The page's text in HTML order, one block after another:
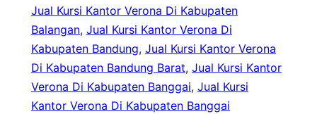
Jual Kursi Kantor Verona Di Kabupaten
Balangan, Jual Kursi Kantor Verona Di
Kabupaten Bandung, Jual Kursi Kantor Verona
Di Kabupaten Bandung Barat, Jual Kursi Kantor
Verona Di Kabupaten Banggai, Jual Kursi
Kantor Verona Di Kabupaten Banggai